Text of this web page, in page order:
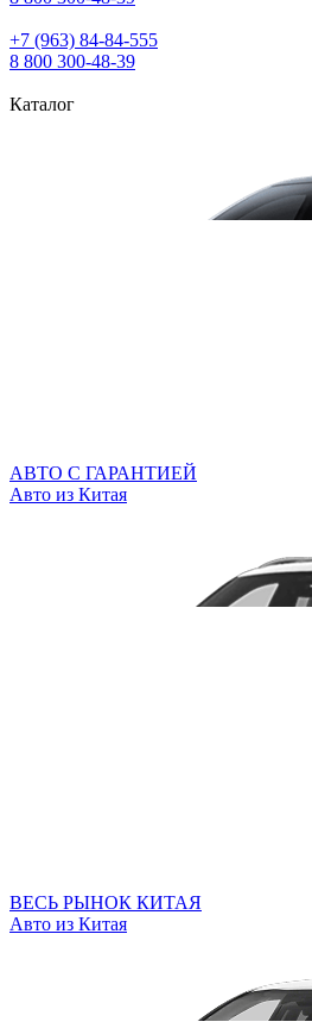
+7 (963) 84‑84‑555
8 800 300‑48‑39
Каталог
АВТО С ГАРАНТИЕЙ
Авто из Китая
ВЕСЬ РЫНОК КИТАЯ
Авто из Китая